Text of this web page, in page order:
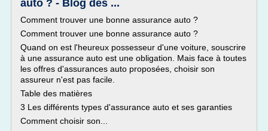
auto ? - Blog des ...
Comment trouver une bonne assurance auto ?
Comment trouver une bonne assurance auto ?
Quand on est l'heureux possesseur d'une voiture, souscrire
à une assurance auto est une obligation. Mais face à toutes
les offres d'assurances auto proposées, choisir son
assureur n'est pas facile.
Table des matières
3 Les différents types d'assurance auto et ses garanties
Comment choisir son...